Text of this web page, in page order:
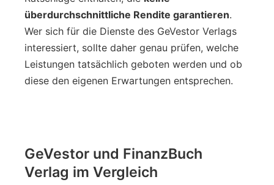
überdurchschnittliche Rendite garantieren.
Wer sich für die Dienste des GeVestor Verlags
interessiert, sollte daher genau prüfen, welche
Leistungen tatsächlich geboten werden und ob
diese den eigenen Erwartungen entsprechen.
GeVestor und FinanzBuch
Verlag im Vergleich